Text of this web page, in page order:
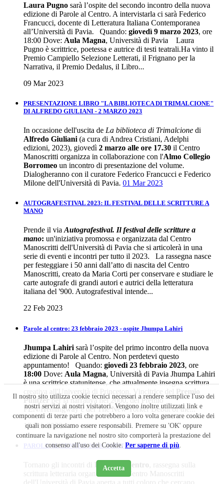
Il nostro sito utilizza cookie tecnici necessari a rendere semplice l'uso dei
nostri servizi ai nostri visitatori. Vengono inoltre utilizzati link e
componenti di terze parti che potrebbero a loro volta generare cookie dei
quali non possiamo essere responsabili. Premere su 'OK' oppure
continuare la navigazione nel nostro sito comporterà la prestazione del
consenso all'uso dei Cookie. Per saperne di più.
Accetta
Laura Pugno sarà l’ospite del secondo incontro della nuova
edizione di Parole al Centro. A intervistarla ci sarà Federico
Francucci, docente di Letteratura Italiana Contemporanea
all’Università di Pavia. Quando: giovedì 9 marzo 2023, ore
18:00 Dove: Aula Magna, Università di Pavia Laura
Pugno è scrittrice, poetessa e autrice di testi teatrali.Ha vinto il
Premio Campiello Selezione Letterati, il Frignano per la
Narrativa, il Premio Dedalus, il Libro...
09 Mar 2023
PRESENTAZIONE LIBRO "LA BIBLIOTECA DI TRIMALCIONE"
DI ALFREDO GIULIANI - 2 MARZO 2023
In occasione dell'uscita de La biblioteca di Trimalcione di
Alfredo Giuliani (a cura di Andrea Cristiani, Adelphi
edizioni, 2023), giovedì 2 marzo alle ore 17.30 il Centro
Manoscritti organizza in collaborazione con l'Almo Collegio
Borromeo un incontro di presentazione del volume.
Dialogheranno con il curatore Federico Francucci e Federico
Milone dell'Università di Pavia. 01 Mar 2023
AUTOGRAFESTIVAL 2023: IL FESTIVAL DELLE SCRITTURE A
MANO
Prende il via Autografestival. Il festival delle scritture a
mano: un'iniziativa promossa e organizzata dal Centro
Manoscritti dell'Università di Pavia che si articolerà in una
serie di eventi e incontri per tutto il 2023. La rassegna nasce
per festeggiare i 50 anni dall’atto di nascita del Centro
Manoscritti, creato da Maria Corti per conservare e studiare le
carte autografe di grandi autori e autrici della letteratura
italiana del '900. Autografestival intende...
22 Feb 2023
Parole al centro: 23 febbraio 2023 - ospite Jhumpa Lahiri
Jhumpa Lahiri sarà l’ospite del primo incontro della nuova
edizione di Parole al Centro. Non perdetevi questo
appuntamento! Quando: giovedì 23 febbraio 2023, ore
18:00 Dove: Aula Magna, Università di Pavia Jhumpa Lahiri
è una scrittrice statunitense, che attualmente insegna scrittura
creativa all'Università di Princeton. Vincitrice del
Premio
Pulitzer per la narrativa nel 2000, del Premio
PEN/Hemingway e del The New Yorker Debut of the...
17 Feb 2023
PAROLE AL CENTRO 2023: OSPITI E DATE
Tornano gli incontri di Parole al Centro , rassegna sulla
scrittura letteraria organizzata dal Centro Manoscritti
dell'Università di Pavia aperta a tutti coloro che cercano